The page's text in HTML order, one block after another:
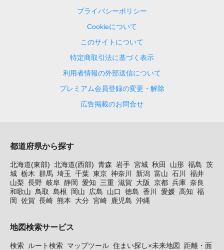
プライバシーポリシー
Cookieについて
このサイトについて
特定商取引法に基づく表示
利用者情報の外部送信について
プレミアム会員登録の変更・解除
広告掲載のお問合せ
都道府県から探す
北海道(東部) 北海道(西部) 青森 岩手 宮城 秋田 山形 福島 茨
城 栃木 群馬 埼玉 千葉 東京 神奈川 新潟 富山 石川
福井
山梨 長野 岐阜 静岡 愛知 三重 滋賀 大阪 京都 兵庫 奈良
和歌山 鳥取 島根 岡山 広島 山口 徳島 香川 愛媛 高知 福
岡
佐賀 長崎 熊本 大分 宮崎 鹿児島 沖縄
地図検索サービス
検索 ルート検索 マップツール 住まい探し×未来地図
距離・面